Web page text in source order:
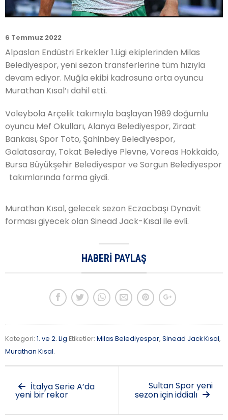
6 Temmuz 2022
Alpaslan Endüstri Erkekler 1.Ligi ekiplerinden Milas
Belediyespor, yeni sezon transferlerine tüm hızıyla
devam ediyor. Muğla ekibi kadrosuna orta oyuncu
Murathan Kısal’ı dahil etti.
Voleybola Arçelik takımıyla başlayan 1989 doğumlu
oyuncu Mef Okulları, Alanya Belediyespor, Ziraat
Bankası, Spor Toto, Şahinbey Belediyespor,
Galatasaray, Tokat Belediye Plevne, Voreas Hokkaido,
Bursa Büyükşehir Belediyespor ve Sorgun Belediyespor
takımlarında forma giydi.
Murathan Kısal, gelecek sezon Eczacbaşı Dynavit
forması giyecek olan Sinead Jack-Kısal ile evli.
HABERI PAYLAŞ
Kategori: 1. ve 2. Lig Etiketler: Milas Belediyespor, Sinead Jack Kısal,
Murathan Kısal.
İtalya Serie A’da
yeni bir rekor
Sultan Spor yeni
sezon için iddialı